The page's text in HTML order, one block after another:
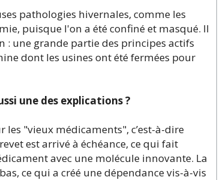
pathologies hivernales, comme les
puisque l'on a été confiné et masqué. Il
: une grande partie des principes actifs
dont les usines ont été fermées pour
une des explications ?
"vieux médicaments", c’est-à-dire
est arrivé à échéance, ce qui fait
avec une molécule innovante. La
ce qui a créé une dépendance vis-à-vis